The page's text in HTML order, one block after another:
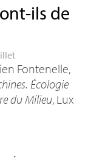
ils de
Fontenelle,
Écologie
du Milieu, Lux